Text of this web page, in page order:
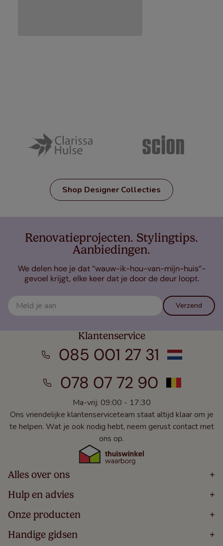
Shop Designer Collecties
Renovatieprojecten. Stylingtips.
Aanbiedingen.
We delen hoe je dat “wauw-ik-hou-van-mijn-huis”-
gevoel krijgt, elke keer dat je door de deur loopt.
Verzend
Klantenservice
085 001 27 31
078 07 72 90
Ma-vrij: 09:00 - 17:30
Ons vriendelijke klantenserviceteam staat altijd klaar om je
te helpen. Wat je ook nodig hebt, neem gerust contact met
ons op.
Alles over ons +
Home
Over
Bestellen
Winacties
Hulp en advies +
Volg Je Bestelling
Levering
5 Jaar Garantie
Onze producten +
Houten Jaloezieën
Rolgordijnen
Handige gidsen +